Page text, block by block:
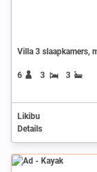
Villa 3 slaapkamers,
6 3 3
Likibu
Details
Ad